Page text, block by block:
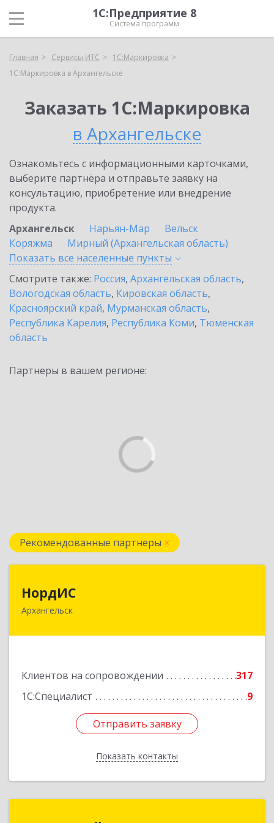
1С:Предприятие 8
Система программ
Главная Сервисы ИТС
1С:Маркировка
1С:Маркировка в Архангельске
Заказать 1С:Маркировка
в Архангельске
Ознакомьтесь с информационными карточками,
выберите партнёра и отправьте заявку на
консультацию, приобретение или внедрение
продукта.
Архангельск
Нарьян-Мар
Вельск
Коряжма
Мирный (Архангельская область)
Показать все населенные пункты
Смотрите также: Россия, Архангельская область,
Вологодская область, Кировская область,
Красноярский край, Мурманская область,
Республика Карелия, Республика Коми, Тюменская
область
Партнеры в вашем регионе:
Рекомендованные партнеры
НордИС
Архангельск
Клиентов на сопровождении
317
1С:Специалист
9
Отправить заявку
Показать контакты
163071, Архангельская обл, Архангельск г,
Отправить заявку
Назад
1С:Франчайзи "ЛИНК-сервис"